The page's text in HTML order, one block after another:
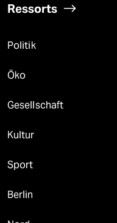
Ressorts
Politik
Öko
Gesellschaft
Kultur
Sport
Berlin